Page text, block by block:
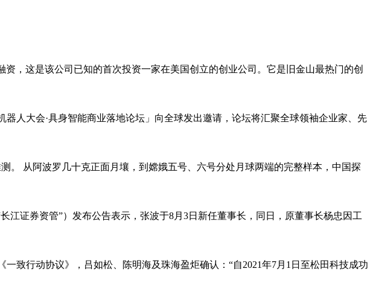
，这是该公司已知的首次投资一家在美国创立的创业公司。它是旧金山最热门的创
人大会·具身智能商业落地论坛」向全球发出邀请，论坛将汇聚全球领袖企业家、先
。 从阿波罗几十克正面月壤，到嫦娥五号、六号分处月球两端的完整样本，中国探
证券资管”）发布公告表示，张波于8月3日新任董事长，同日，原董事长杨忠因工
致行动协议》，吕如松、陈明海及珠海盈炬确认：“自2021年7月1日至松田科技成功